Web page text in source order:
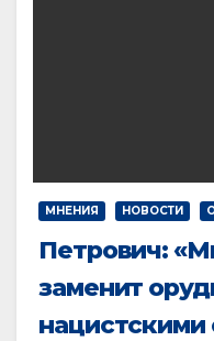
МНЕНИЯ НОВОСТИ
Петрович:
заменит
нацистскими